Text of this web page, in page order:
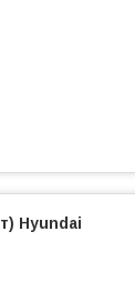
Hyundai